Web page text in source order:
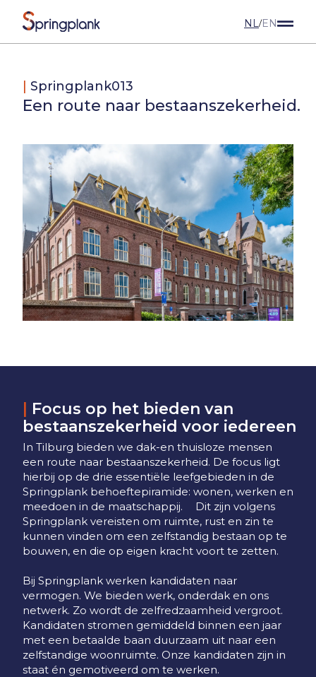
NL/EN
| Springplank013
Een route naar bestaanszekerheid.
| Focus op het bieden van
bestaanszekerheid voor iedereen
In Tilburg bieden we dak-en thuisloze mensen
een route naar bestaanszekerheid. De focus ligt
hierbij op de drie essentiële leefgebieden in de
Springplank behoeftepiramide: wonen, werken en
meedoen in de maatschappij. Dit zijn volgens
Springplank vereisten om ruimte, rust en zin te
kunnen vinden om een zelfstandig bestaan op te
bouwen, en die op eigen kracht voort te zetten.
Bij Springplank werken kandidaten naar
vermogen. We bieden werk, onderdak en ons
netwerk. Zo wordt de zelfredzaamheid vergroot.
Kandidaten stromen gemiddeld binnen een jaar
met een betaalde baan duurzaam uit naar een
zelfstandige woonruimte. Onze kandidaten zijn in
staat én gemotiveerd om te werken.